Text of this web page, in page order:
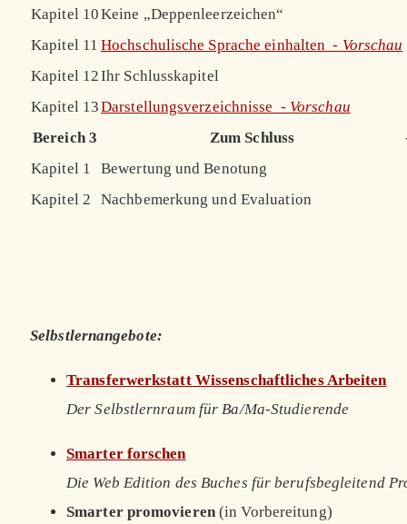
Kapitel 10Keine „Deppenleerzeichen“
Kapitel 11 Hochschulische Sprache einhalten - Vorschau
Kapitel 12Ihr Schlusskapitel
Kapitel 13Darstellungsverzeichnisse - Vorschau
Bereich 3
Zum Schluss
Kapitel 1
Bewertung und Benotung
Kapitel 2
Nachbemerkung und Evaluation
Selbstlernangebote:
Transferwerkstatt Wissenschaftliches Arbeiten
Der Selbstlernraum für Ba/Ma-Studierende
Smarter forschen
Die Web Edition des Buches für berufsbegleitend
Smarter promovieren(in Vorbereitung)